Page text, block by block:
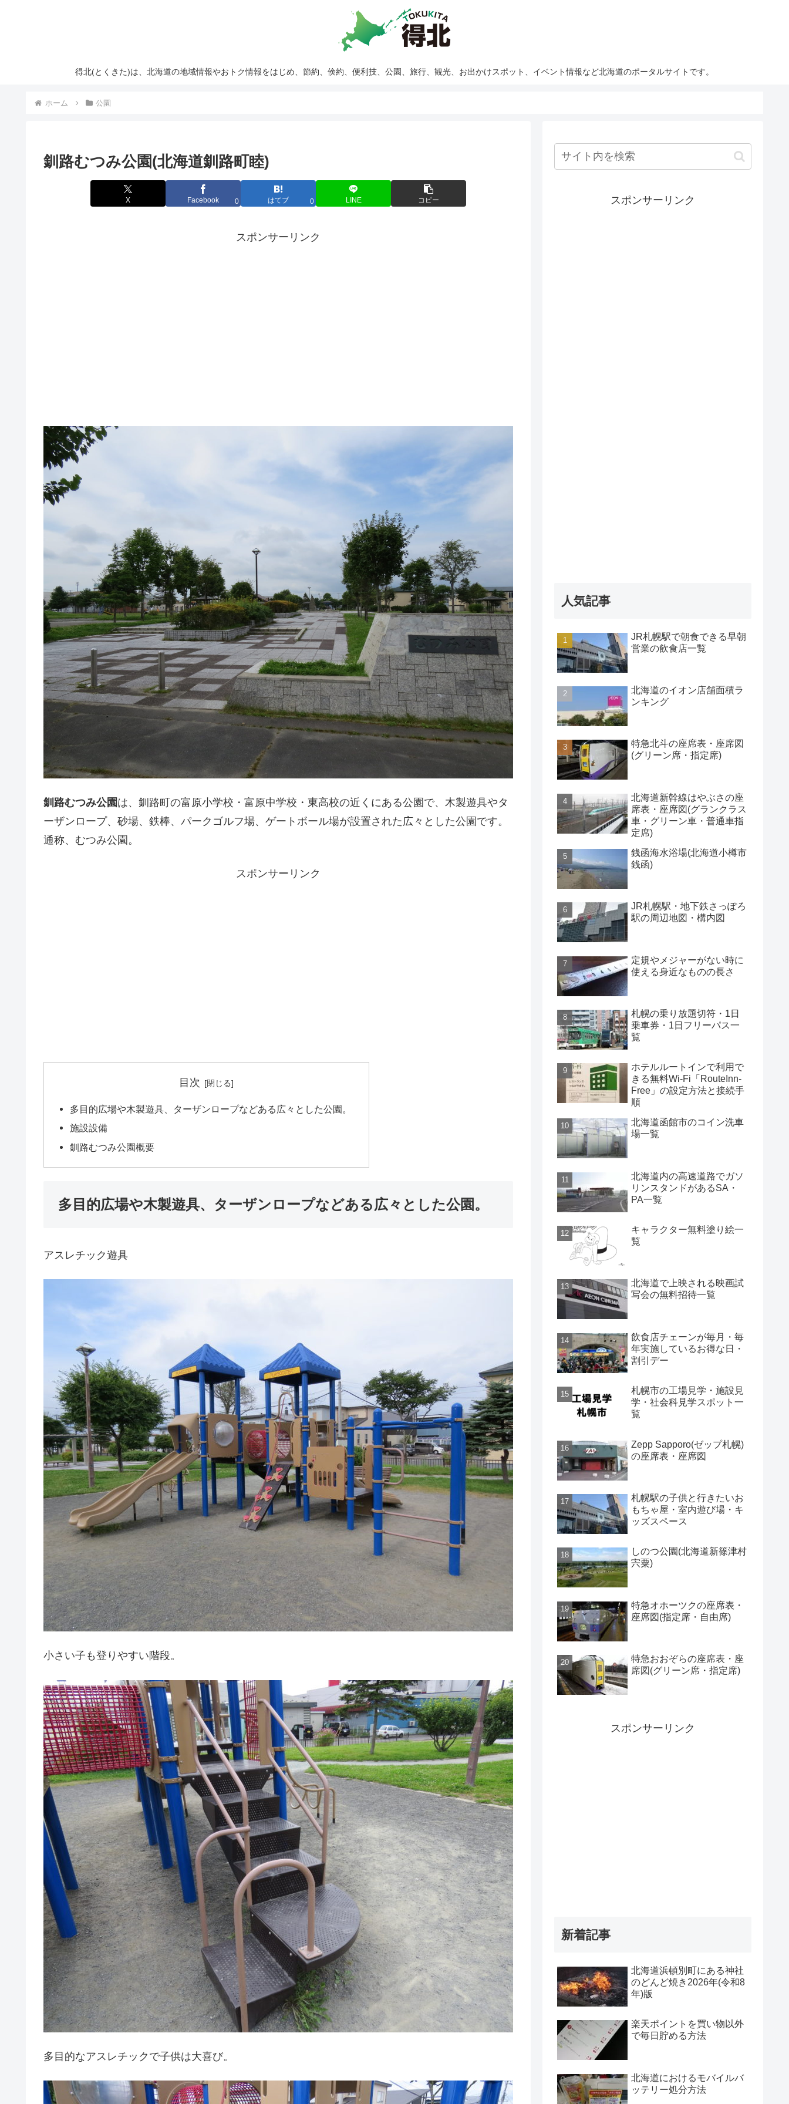
得北(とくきた)は、北海道の地域情報やおトク情報をはじめ、節約、倹約、便利技、公園、旅行、観光、お出かけスポット、イベント情報など北海道のポータルサイトです。
ホーム 公園
釧路むつみ公園(北海道釧路町睦)
X Facebook 0 はてブ 0 LINE コピー
スポンサーリンク
釧路むつみ公園は、釧路町の富原小学校・富原中学校・東高校の近くにある公園で、木製遊具やタ
ーザンロープ、砂場、鉄棒、パークゴルフ場、ゲートボール場が設置された広々とした公園です。
通称、むつみ公園。
スポンサーリンク
目次
多目的広場や木製遊具、ターザンロープなどある広々とした公園。
施設設備
釧路むつみ公園概要
多目的広場や木製遊具、ターザンロープなどある広々とした公園。
アスレチック遊具
小さい子も登りやすい階段。
多目的なアスレチックで子供は大喜び。
スポンサーリンク
人気記事
JR札幌駅で朝食できる早朝
営業の飲食店一覧
北海道のイオン店舗面積ラ
ンキング
特急北斗の座席表・座席図
(グリーン席・指定席)
北海道新幹線はやぶさの座
席表・座席図(グランクラス
車・グリーン車・普通車指
定席)
銭函海水浴場(北海道小樽市
銭函)
JR札幌駅・地下鉄さっぽろ
駅の周辺地図・構内図
定規やメジャーがない時に
使える身近なものの長さ
札幌の乗り放題切符・1日
乗車券・1日フリーパス一
覧
ホテルルートインで利用で
きる無料Wi-Fi「RouteInn-
Free」の設定方法と接続手
順
北海道函館市のコイン洗車
場一覧
北海道内の高速道路でガソ
リンスタンドがあるSA・
PA一覧
キャラクター無料塗り絵一
覧
北海道で上映される映画試
写会の無料招待一覧
飲食店チェーンが毎月・毎
年実施しているお得な日・
割引デー
札幌市の工場見学・施設見
学・社会科見学スポット一
覧
Zepp Sapporo(ゼップ札幌)
の座席表・座席図
札幌駅の子供と行きたいお
もちゃ屋・室内遊び場・キ
ッズスペース
しのつ公園(北海道新篠津村
宍粟)
特急オホーツクの座席表・
座席図(指定席・自由席)
特急おおぞらの座席表・座
席図(グリーン席・指定席)
スポンサーリンク
新着記事
北海道浜頓別町にある神社
のどんど焼き2026年(令和8
年)版
楽天ポイントを買い物以外
で毎日貯める方法
北海道におけるモバイルバ
ッテリー処分方法